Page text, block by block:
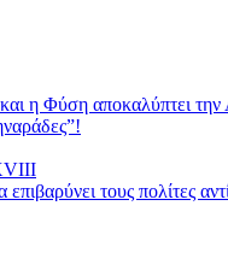
η Φύση αποκαλύπτει την
επιβαρύνει τους πολίτες